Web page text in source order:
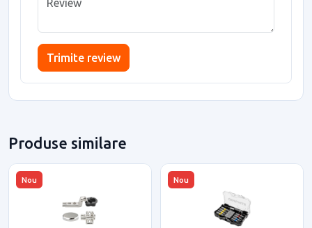
Trimite review
Produse similare
Nou Nou